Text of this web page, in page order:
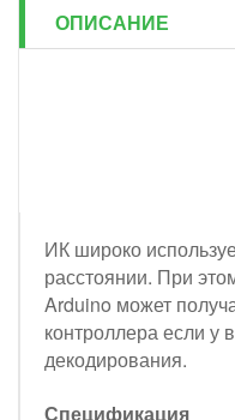
ОПИСАНИЕ
ИК широко
расстоянии. При
Arduino может
контроллера если у
декодирования.
Спецификация